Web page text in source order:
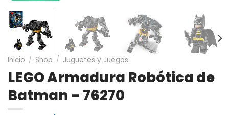
Inicio / Shop / Juguetes y Juegos
LEGO Armadura Robótica de
Batman – 76270